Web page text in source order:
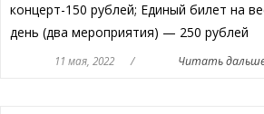
концерт-150 рублей; Единый билет на
день (два мероприятия) — 250 рублей
11 мая, 2022 / Читать